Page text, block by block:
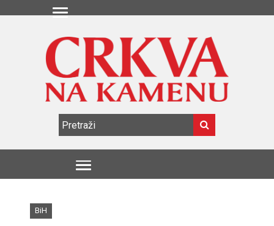
BiH